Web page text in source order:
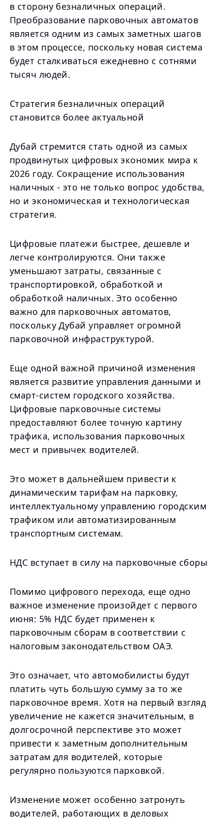
в сторону безналичных операций.
Преобразование парковочных автоматов
является одним из самых заметных шагов
в этом процессе, поскольку новая система
будет сталкиваться ежедневно с сотнями
тысяч людей.
Стратегия безналичных операций
становится более актуальной
Дубай стремится стать одной из самых
продвинутых цифровых экономик мира к
2026 году. Сокращение использования
наличных - это не только вопрос удобства,
но и экономическая и технологическая
стратегия.
Цифровые платежи быстрее, дешевле и
легче контролируются. Они также
уменьшают затраты, связанные с
транспортировкой, обработкой и
обработкой наличных. Это особенно
важно для парковочных автоматов,
поскольку Дубай управляет огромной
парковочной инфраструктурой.
Еще одной важной причиной изменения
является развитие управления данными и
смарт-систем городского хозяйства.
Цифровые парковочные системы
предоставляют более точную картину
трафика, использования парковочных
мест и привычек водителей.
Это может в дальнейшем привести к
динамическим тарифам на парковку,
интеллектуальному управлению городским
трафиком или автоматизированным
транспортным системам.
НДС вступает в силу на парковочные сборы
Помимо цифрового перехода, еще одно
важное изменение произойдет с первого
июня: 5% НДС будет применен к
парковочным сборам в соответствии с
налоговым законодательством ОАЭ.
Это означает, что автомобилисты будут
платить чуть большую сумму за то же
парковочное время. Хотя на первый взгляд
увеличение не кажется значительным, в
долгосрочной перспективе это может
привести к заметным дополнительным
затратам для водителей, которые
регулярно пользуются парковкой.
Изменение может особенно затронуть
водителей, работающих в деловых